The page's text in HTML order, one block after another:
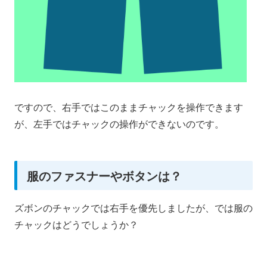
ですので、右手ではこのままチャックを操作できます
が、左手ではチャックの操作ができないのです。
服のファスナーやボタンは？
ズボンのチャックでは右手を優先しましたが、では服の
チャックはどうでしょうか？